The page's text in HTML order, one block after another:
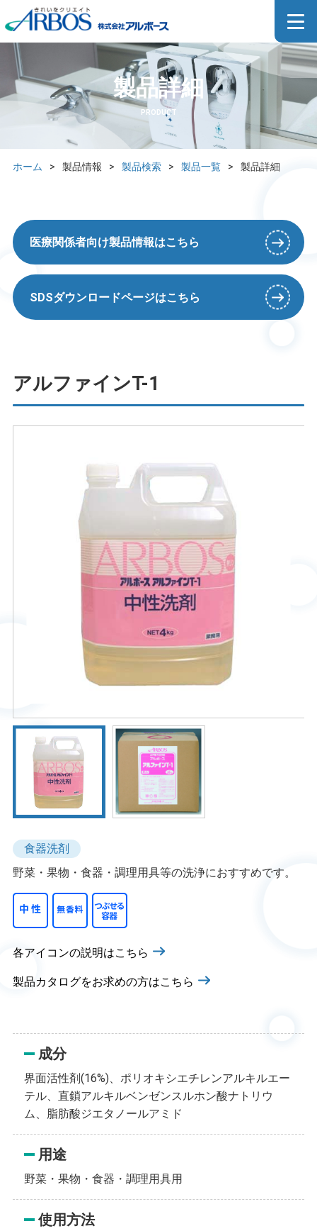
製品詳細
PRODUCT
ホーム > 製品情報 > 製品検索 > 製品一覧 > 製品詳細
医療関係者向け製品情報はこちら
SDSダウンロードページはこちら
アルファインT-1
食器洗剤
野菜・果物・食器・調理用具等の洗浄におすすめです。
各アイコンの説明はこちら
製品カタログをお求めの方はこちら
成分
界面活性剤(16%)、ポリオキシエチレンアルキルエー
テル、直鎖アルキルベンゼンスルホン酸ナトリウ
ム、脂肪酸ジエタノールアミド
用途
野菜・果物・食器・調理用具用
使用方法